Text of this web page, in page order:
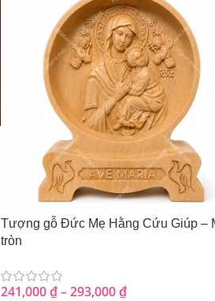
Tượng gỗ Đức Mẹ Hằng Cứu Giúp –
tròn
241,000₫–293,000₫